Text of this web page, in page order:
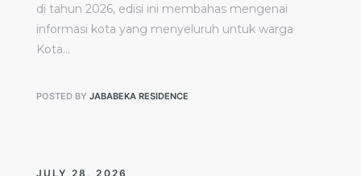
di tahun 2026, edisi ini membahas mengenai
informasi kota yang menyeluruh untuk warga
Kota…
POSTED BY JABABEKA RESIDENCE
JULY 28, 2026